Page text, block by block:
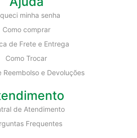
minha senha
Como comprar
de Frete e Entrega
Como Trocar
Reembolso e Devoluções
de Atendimento
Frequentes